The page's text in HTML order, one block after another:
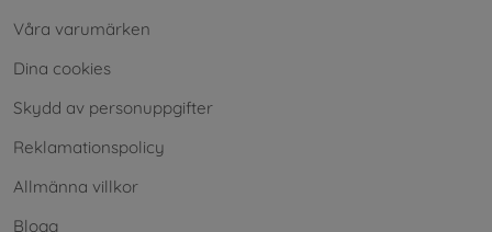
Våra varumärken
Dina cookies
Skydd av personuppgifter
Reklamationspolicy
Allmänna villkor
Blogg